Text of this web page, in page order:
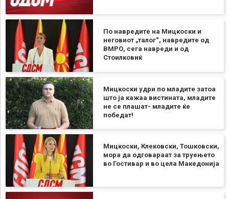
По навредите на Мицкоски и
неговиот „талог“, навредите од
ВМРО, сега навреди и од
Стоилковиќ
Мицкоски удри по младите затоа
што ја кажаа вистината, младите
не се плашат- младите ќе
победат!
Мицкоски, Клековски, Тошковски,
мора да одговараат за труењето
во Гостивар и во цела Македонија